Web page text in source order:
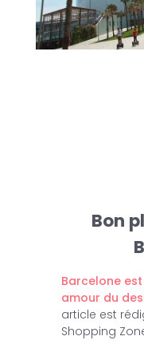
Bon
Barcelone
amour du
article est
Shopping